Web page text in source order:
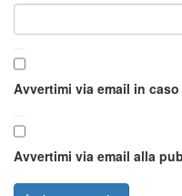
Avvertimi via email in
Avvertimi via email alla